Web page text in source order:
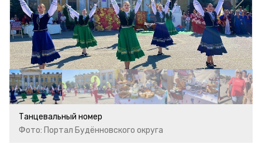
Танцевальный номер
Фото: Портал Будённовского округа